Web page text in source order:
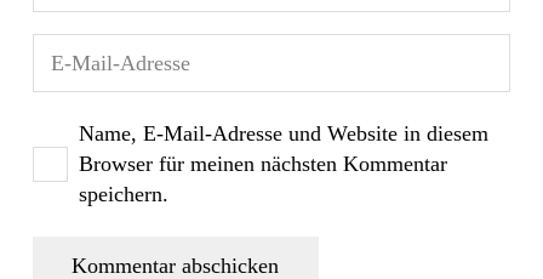
Name, E-Mail-Adresse und Website in diesem
Browser für meinen nächsten Kommentar
speichern.
Kommentar abschicken